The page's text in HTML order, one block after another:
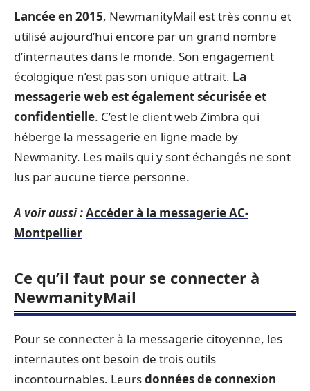
Lancée en 2015, NewmanityMail est très connu et
utilisé aujourd’hui encore par un grand nombre
d’internautes dans le monde. Son engagement
écologique n’est pas son unique attrait. La
messagerie web est également sécurisée et
confidentielle. C’est le client web Zimbra qui
héberge la messagerie en ligne made by
Newmanity. Les mails qui y sont échangés ne sont
lus par aucune tierce personne.
A voir aussi :Accéder à la messagerie AC-
Montpellier
Ce qu’il faut pour se connecter à
NewmanityMail
Pour se connecter à la messagerie citoyenne, les
internautes ont besoin de trois outils
incontournables. Leursdonnées de connexion